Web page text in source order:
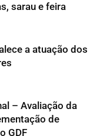
sarau e feira
a atuação dos
– Avaliação da
de
GDF